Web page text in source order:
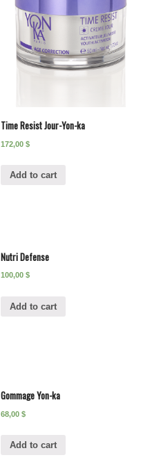
Time Resist Jour-Yon-ka
172,00$
Add to cart
Nutri Defense
100,00$
Add to cart
Gommage Yon-ka
68,00$
Add to cart